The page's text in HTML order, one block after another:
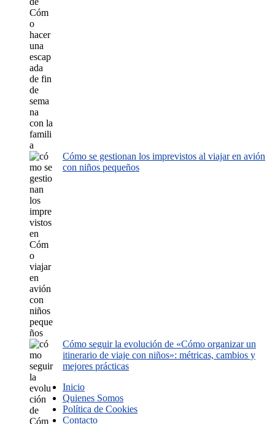
Cómo se gestionan los imprevistos al viajar en avión
con niños pequeños
Cómo seguir la evolución de «Cómo organizar un
itinerario de viaje con niños»: métricas, cambios y
mejores prácticas
Inicio
Quienes Somos
Política de Cookies
Contacto